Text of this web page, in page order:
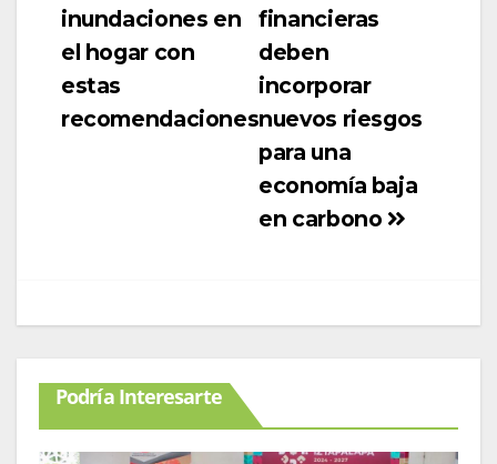
financieras
deben
incorporar
nuevos riesgos
para una
economía baja
en carbono
inundaciones en
el hogar con
estas
recomendaciones
Podría Interesarte